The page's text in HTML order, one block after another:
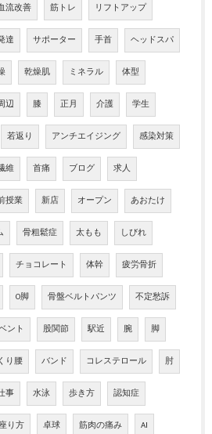
流改善 筋トレ リフトアップ
達 サポーター 手首 ヘッドスパ
乾燥肌 ミネラル 体型
辺 膝 正月 介護 学生
若返り アンチエイジング 感染対策
維 首痛 ブログ 求人
授業 新店 オープン あおたけ
骨粗鬆症 太もも しびれ
チョコレート 体幹 疲労骨折
O脚 骨盤ベルトパンツ 不定愁訴
ント 股関節 駅近 腕 脚
り腰 バンド コレステロール 肘
事 水泳 歩き方 認知症
り方 卓球 筋肉の痛み AI